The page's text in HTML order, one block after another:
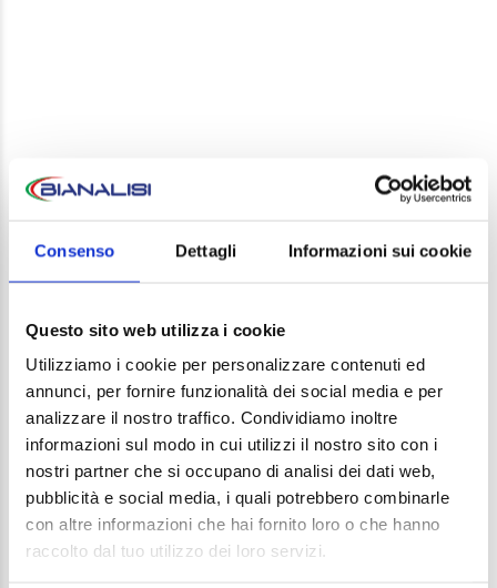
Consenso Dettagli Informazioni sui cookie
Questo sito web utilizza i cookie
Utilizziamo i cookie per personalizzare contenuti ed
annunci, per fornire funzionalità dei social media e per
analizzare il nostro traffico. Condividiamo inoltre
informazioni sul modo in cui utilizzi il nostro sito con i
nostri partner che si occupano di analisi dei dati web,
pubblicità e social media, i quali potrebbero combinarle
con altre informazioni che hai fornito loro o che hanno
raccolto dal tuo utilizzo dei loro servizi.
Your email address will not be published. Required